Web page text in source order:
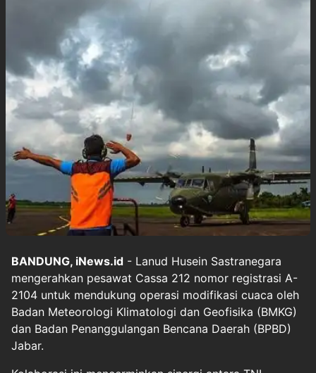
BANDUNG, iNews.id - Lanud Husein Sastranegara
mengerahkan pesawat Cassa 212 nomor registrasi A-
2104 untuk mendukung operasi modifikasi cuaca oleh
Badan Meteorologi Klimatologi dan Geofisika (BMKG)
dan Badan Penanggulangan Bencana Daerah (BPBD)
Jabar.